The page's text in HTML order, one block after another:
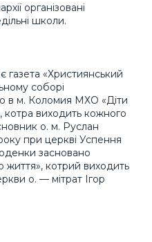
організовані
школи.
газета «Християнський
соборі
в м. Коломия МХО «Діти
котра виходить кожного
о. м. Руслан
при церкві Успення
засновано
життя», котрий виходить
о. — мітрат Ігор